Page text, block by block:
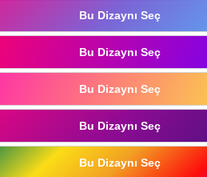
Bu Dizaynı Seç
Bu Dizaynı Seç
Bu Dizaynı Seç
Bu Dizaynı Seç
Bu Dizaynı Seç